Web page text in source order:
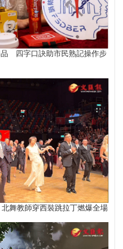
品 四字口訣助市民熟記操作步
北舞教師穿西裝跳拉丁燃爆全場